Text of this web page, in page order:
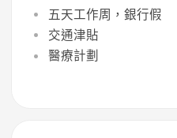
五天工作周，銀行假
交通津貼
醫療計劃